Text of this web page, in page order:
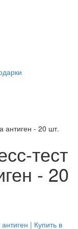
антиген - 20 шт.
тест
- 20